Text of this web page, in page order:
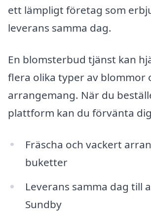
ett lämpligt företag som
leverans samma dag.
En blomsterbud tjänst kan
flera olika typer av blommor
arrangemang. När du
plattform kan du förvänta
Fräscha och vackert
buketter
Leverans samma dag till
Sundby